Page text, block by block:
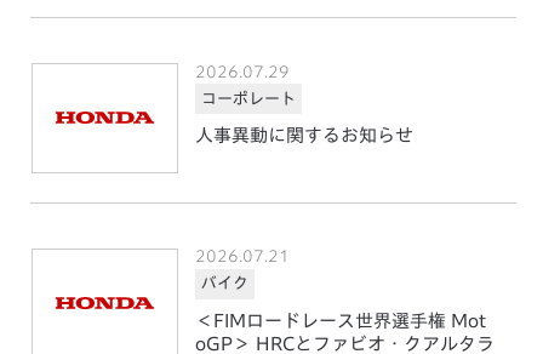
2026.07.29
コーポレート
人事異動に関するお知らせ
2026.07.21
バイク
＜FIMロードレース世界選手権 Mot
oGP＞ HRCとファビオ・クアルタラ